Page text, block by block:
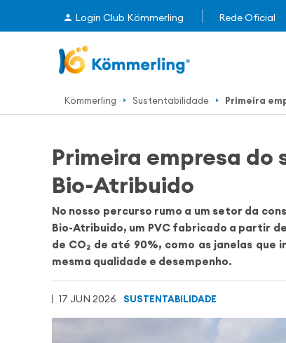
Login Club Kömmerling Rede Oficial
Kömmerling Sustentabilidade Primeira
Primeira empresa do
Bio-Atribuido
No nosso percurso rumo a um setor da
Bio-Atribuido, um PVC fabricado a partir
de CO₂ de até 90%, como as janelas
mesma qualidade e desempenho.
17 JUN 2026 SUSTENTABILIDADE